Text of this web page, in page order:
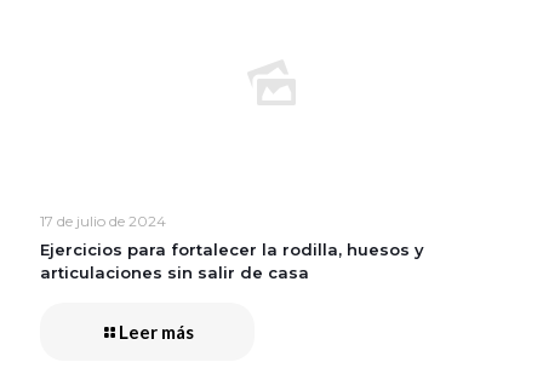
17 de julio de 2024
Ejercicios para fortalecer la rodilla, huesos y
articulaciones sin salir de casa
Leer más